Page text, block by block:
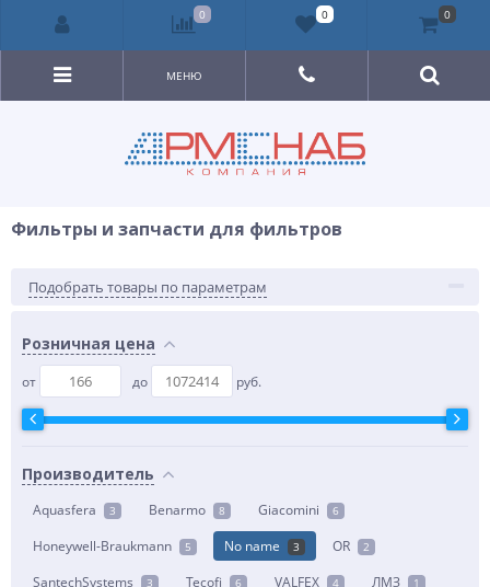
МЕНЮ
Фильтры и запчасти для фильтров
Подобрать товары по параметрам
Розничная цена
от до руб.
Производитель
Aquasfera 3 Benarmo 8 Giacomini 6
Honeywell-Braukmann 5 No name 3 OR 2
SantechSystems 3 Tecofi 6 VALFEX 4 ЛМЗ 1
0 0 0